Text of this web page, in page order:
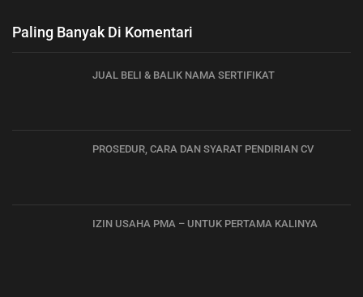
Paling Banyak Di Komentari
JUAL BELI & BALIK NAMA SERTIFIKAT
PROSEDUR, CARA DAN SYARAT PENDIRIAN CV
IZIN USAHA PMA – UNTUK PERTAMA KALINYA